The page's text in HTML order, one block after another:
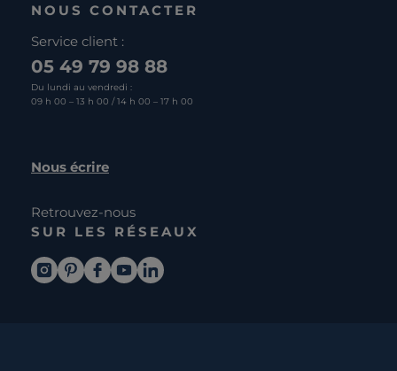
NOUS CONTACTER
Service client :
05 49 79 98 88
Du lundi au vendredi :
09 h 00 – 13 h 00 / 14 h 00 – 17 h 00
Nous écrire
Retrouvez-nous
SUR LES RÉSEAUX